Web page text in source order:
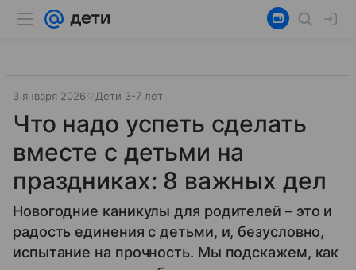
3 января 2026 Дети 3-7 лет
Что надо успеть сделать
вместе с детьми на
праздниках: 8 важных дел
Новогодние каникулы для родителей – это и
радость единения с детьми, и, безусловно,
испытание на прочность. Мы подскажем, как